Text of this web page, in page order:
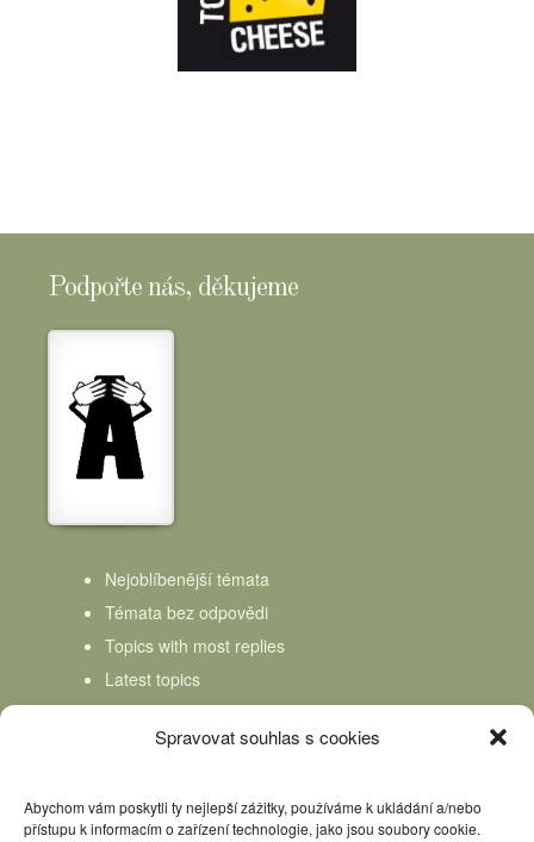
Spravovat souhlas s cookies
Abychom vám poskytli ty nejlepší zážitky, používáme k ukládání a/nebo
přístupu k informacím o zařízení technologie, jako jsou soubory cookie.
Podpořte nás, děkujeme
Nejoblíbenější témata
Témata bez odpovědi
Topics with most replies
Latest topics
Topics Freshness